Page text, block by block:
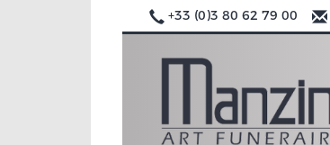
+33 (0)3 80 62 79 00